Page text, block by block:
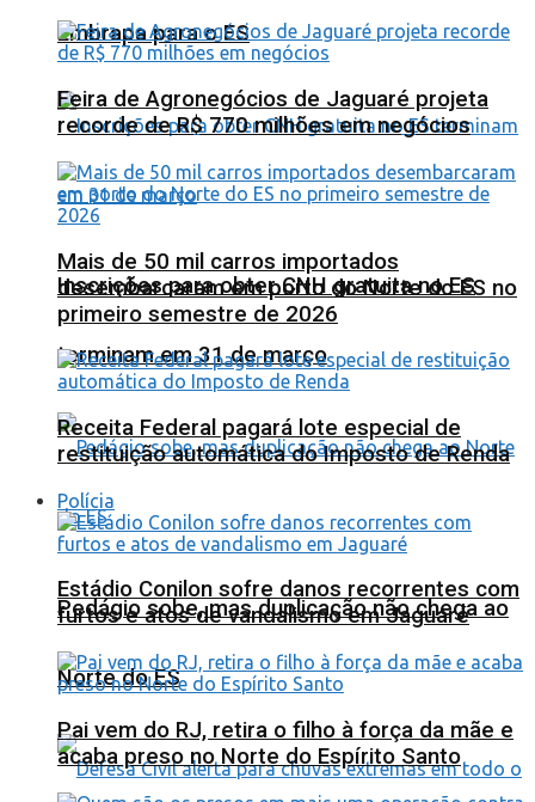
Embrapa para o ES
Inscrições para obter CNH gratuita no ES
terminam em 31 de março
Pedágio sobe, mas duplicação não chega ao
Norte do ES
Feira de Agronegócios de Jaguaré projeta
recorde de R$ 770 milhões em negócios
Mais de 50 mil carros importados
desembarcaram em porto do Norte do ES no
primeiro semestre de 2026
Receita Federal pagará lote especial de
restituição automática do Imposto de Renda
Polícia
Estádio Conilon sofre danos recorrentes com
furtos e atos de vandalismo em Jaguaré
Pai vem do RJ, retira o filho à força da mãe e
acaba preso no Norte do Espírito Santo